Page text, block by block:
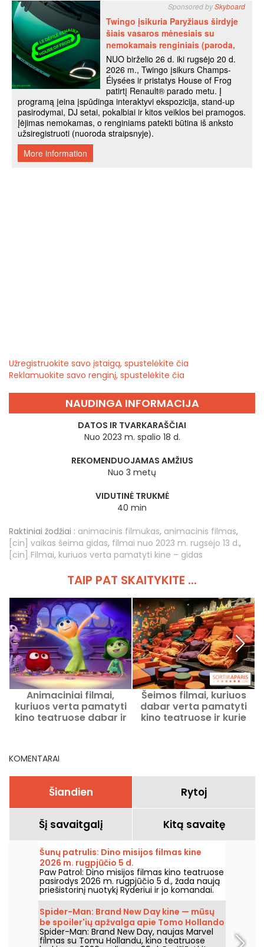
Užregistruokite savo įstaigą, spustelėkite čia
Reklamuokite savo renginį, spustelėkite čia
NAUDINGA INFORMACIJA
DATOS IR TVARKARAŠČIAI
Nuo 2023 m. spalio 18 d.
REKOMENDUOJAMAS AMŽIUS
Nuo 3 metų
VIDUTINĖ TRUKMĖ
40 min
Raktiniai žodžiai : animacinis filmukas, animacinis filmas,
[cin] vaikas šeima gidas, filmai nuo 2023 m. rugsėjo 13 d.,
[cin] Filmai, kuriuos verta pamatyti kine – gidas
TAIP PAT SKAITYKITE ...
Animaciniai filmai,
kuriuos verta pamatyti
kino teatruose dabar ir
Šeimos filmai, kuriuos
dabar verta pamatyti
kino teatruose ir kurie
KOMENTARAI
Šiandien Rytoj
Šį savaitgalį Kitą savaitę
Šunų patrulis: Dino misijos filmas kine
2026 m. rugpjūčio 5 d.
Paw Patrol: Dino misijos filmas kino teatruose
pasirodys 2026 m. rugpjūčio 5 d., žada naują
priešistorinį nuotykį Ryderiui ir jo komandai.
Spider-Man: Brand New Day kine — mūsų
be spoiler'ių apžvalga apie Tomo Hollando
grįžimą į Žmogų-Vorą
Spider-Man: Brand New Day, naujas Marvel
filmas su Tomu Hollandu, kino teatruose